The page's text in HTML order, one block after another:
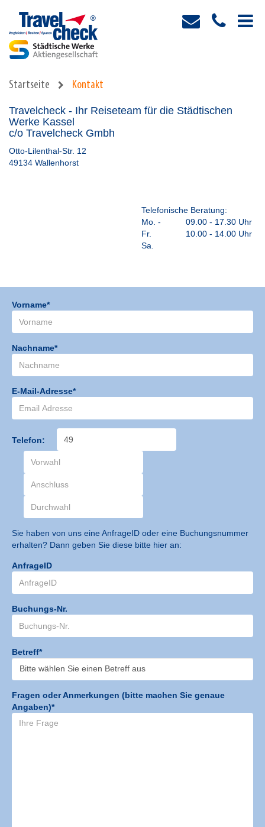
Startseite Kontakt
Travelcheck - Ihr Reiseteam für die Städtischen
Werke Kassel
c/o Travelcheck Gmbh
Otto-Lilenthal-Str. 12
49134 Wallenhorst
Telefonische Beratung:
Mo. -
Fr.
Sa.
09.00 - 17.30 Uhr
10.00 - 14.00 Uhr
Vorname*
Nachname*
E-Mail-Adresse*
Telefon:
Sie haben von uns eine AnfrageID oder eine Buchungsnummer
erhalten? Dann geben Sie diese bitte hier an:
AnfrageID
Buchungs-Nr.
Betreff*
Fragen oder Anmerkungen (bitte machen Sie genaue
Angaben)*